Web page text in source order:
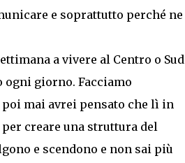
e soprattutto perché ne
a vivere al Centro o Sud
giorno. Facciamo
mai avrei pensato che lì in
creare una struttura del
e scendono e non sai più